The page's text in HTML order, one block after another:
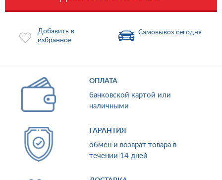
Добавить в
избранное
Самовывоз сегодня
ОПЛАТА
банковской картой или
наличными
ГАРАНТИЯ
обмен и возврат товара в
течении 14 дней